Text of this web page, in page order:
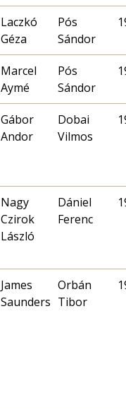
Laczkó
Géza
Pós
Sándor
Marcel
Aymé
Pós
Sándor
Gábor
Andor
Dobai
Vilmos
Nagy
Czirok
László
Dániel
Ferenc
James
Saunders
Orbán
Tibor